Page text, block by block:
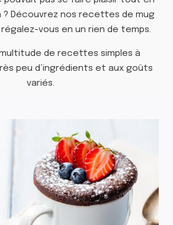
? Découvrez nos recettes de mug
vous en un rien de temps.
multitude de recettes simples à
peu d’ingrédients et aux goûts
variés.